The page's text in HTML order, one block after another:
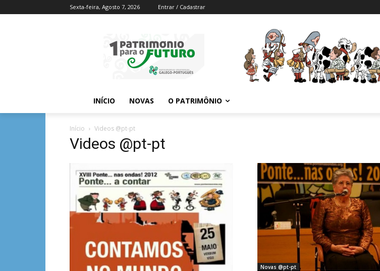
Sexta-feira, Agosto 7, 2026 Entrar / Cadastrar
INÍCIO NOVAS O PATRIMÔNIO
Início Videos @pt-pt
Videos @pt-pt
Novas @pt-pt